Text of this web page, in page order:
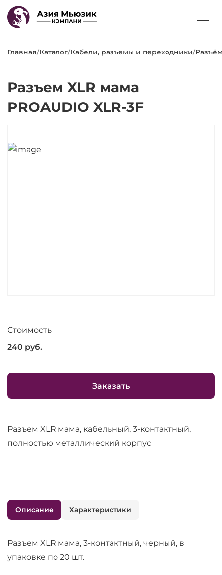
Главная/Каталог/Кабели, разъемы и переходники/
Разъем XLR мама
PROAUDIO XLR-3F
Стоимость
240 руб.
Заказать
Разъем XLR мама, кабельный, 3-контактный,
полностью металлический корпус
Описание Характеристики
Разъем XLR мама, 3-контактный, черный, в
упаковке по 20 шт.